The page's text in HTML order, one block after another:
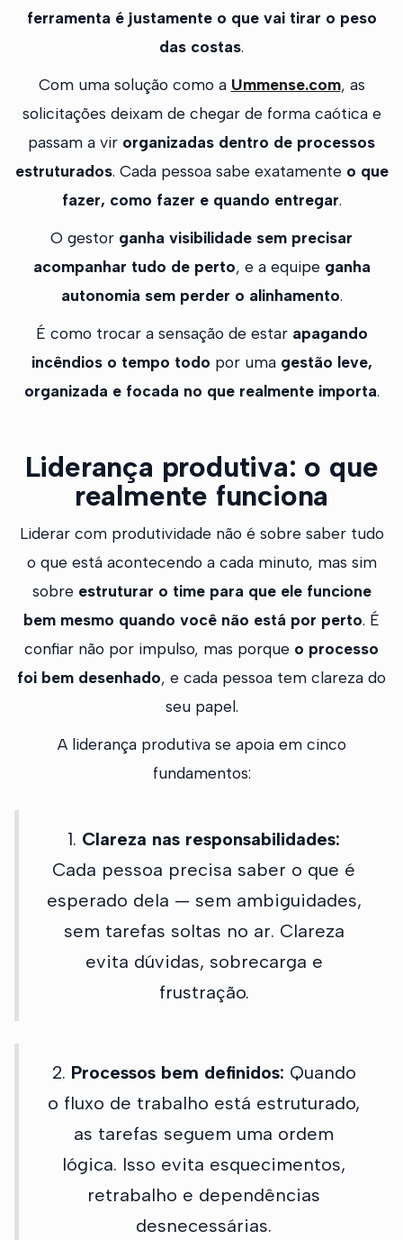
ferramenta é justamente o que vai tirar o peso
das costas.
Com uma solução como a Ummense.com, as
solicitações deixam de chegar de forma caótica e
passam a vir organizadas dentro de processos
estruturados. Cada pessoa sabe exatamente o que
fazer, como fazer e quando entregar.
O gestor ganha visibilidade sem precisar
acompanhar tudo de perto, e a equipe ganha
autonomia sem perder o alinhamento.
É como trocar a sensação de estar apagando
incêndios o tempo todo por uma gestão leve,
organizada e focada no que realmente importa.
Liderança produtiva: o que
realmente funciona
Liderar com produtividade não é sobre saber tudo
o que está acontecendo a cada minuto, mas sim
sobre estruturar o time para que ele funcione
bem mesmo quando você não está por perto. É
confiar não por impulso, mas porque o processo
foi bem desenhado, e cada pessoa tem clareza do
seu papel.
A liderança produtiva se apoia em cinco
fundamentos:
1. Clareza nas responsabilidades:
Cada pessoa precisa saber o que é
esperado dela — sem ambiguidades,
sem tarefas soltas no ar. Clareza
evita dúvidas, sobrecarga e
frustração.
2. Processos bem definidos: Quando
o fluxo de trabalho está estruturado,
as tarefas seguem uma ordem
lógica. Isso evita esquecimentos,
retrabalho e dependências
desnecessárias.